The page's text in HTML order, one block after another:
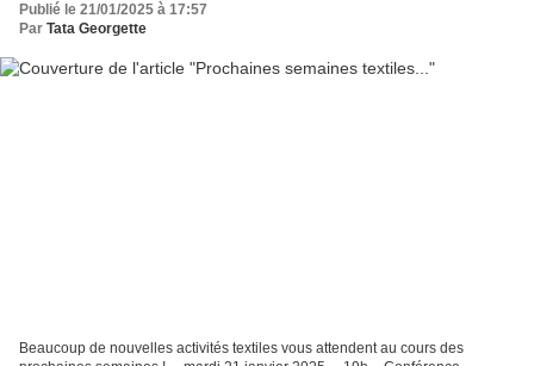
Publié le 21/01/2025 à 17:57
Par Tata Georgette
Beaucoup de nouvelles activités textiles vous attendent au cours des